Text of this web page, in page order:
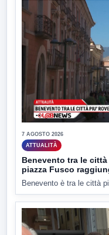
7 AGOSTO 2026
ATTUALITÀ
Benevento tra le
piazza Fusco
Benevento è tra le città